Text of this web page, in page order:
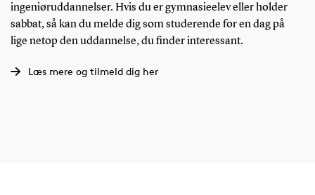
ingeniøruddannelser. Hvis du er gymnasieelev eller holder
sabbat, så kan du melde dig som studerende for en dag på
lige netop den uddannelse, du finder interessant.
Læs mere og tilmeld dig her